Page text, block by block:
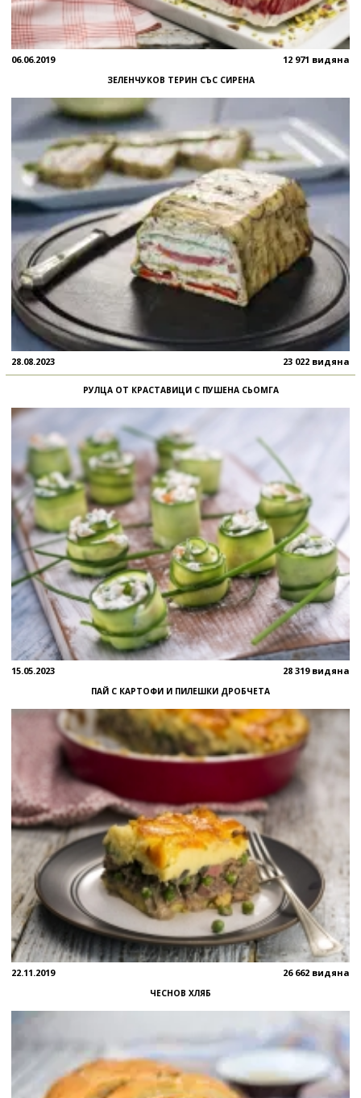
06.06.2019 12 971 видяна
ЗЕЛЕНЧУКОВ ТЕРИН СЪС СИРЕНА
28.08.2023 23 022 видяна
РУЛЦА ОТ КРАСТАВИЦИ С ПУШЕНА СЬОМГА
15.05.2023 28 319 видяна
ПАЙ С КАРТОФИ И ПИЛЕШКИ ДРОБЧЕТА
22.11.2019 26 662 видяна
ЧЕСНОВ ХЛЯБ